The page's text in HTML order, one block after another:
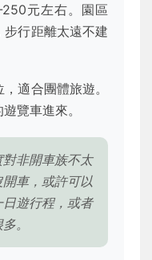
元左右。園區
行距離太遠不建
適合團體旅遊。
覽車進來。
非開車族不太
車，或許可以
遊行程，或者
。